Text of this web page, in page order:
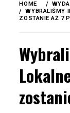
content
HOME
WYBRALIŚMY
ZOSTANIE AŻ 7